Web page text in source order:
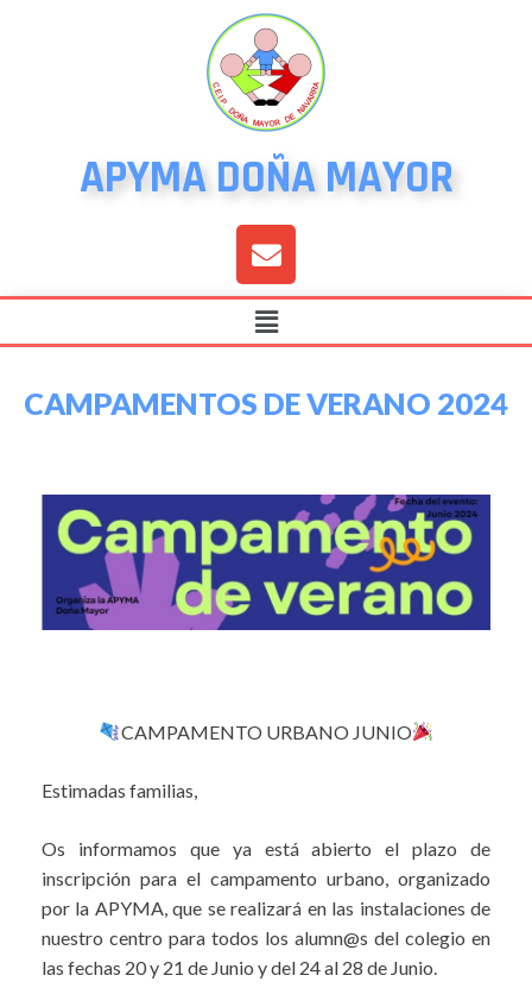
APYMA DOÑA MAYOR
CAMPAMENTOS DE VERANO 2024
CAMPAMENTO URBANO JUNIO
Estimadas familias,
Os informamos que ya está abierto el plazo de
inscripción para el campamento urbano, organizado
por la APYMA, que se realizará en las instalaciones de
nuestro centro para todos los alumn@s del colegio en
las fechas 20 y 21 de Junio y del 24 al 28 de Junio.